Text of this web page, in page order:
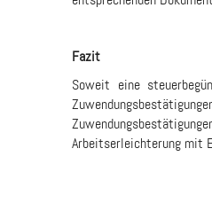
Fazit
Soweit eine
Arbeitserleichterung mit